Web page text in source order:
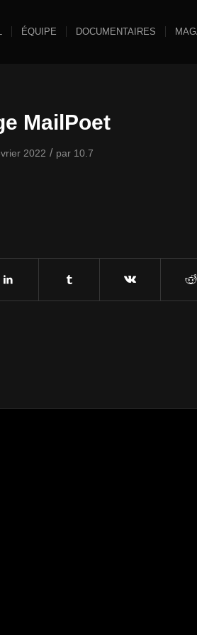
ÉQUIPE DOCUMENTAIRES
MailPoet
2022 / par 10.7